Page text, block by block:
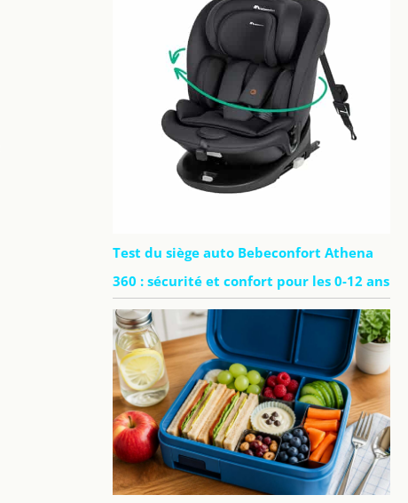
Test du siège auto Bebeconfort Athena
360 : sécurité et confort pour les 0-12 ans